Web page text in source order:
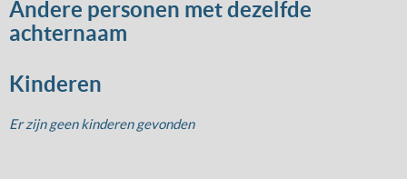
Andere personen met dezelfde
achternaam
Kinderen
Er zijn geen kinderen gevonden